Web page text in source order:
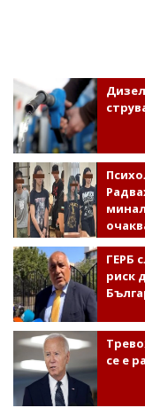
ГЕРБ
риск
се е